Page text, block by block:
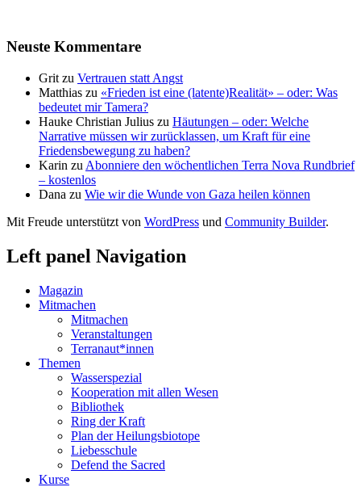
Neuste Kommentare
Grit zu Vertrauen statt Angst
Matthias zu «Frieden ist eine (latente)Realität» – oder: Was
bedeutet mir Tamera?
Hauke Christian Julius zu Häutungen – oder: Welche
Narrative müssen wir zurücklassen, um Kraft für eine
Friedensbewegung zu haben?
Karin zu Abonniere den wöchentlichen Terra Nova Rundbrief
– kostenlos
Dana zu Wie wir die Wunde von Gaza heilen können
Mit Freude unterstützt von WordPress und Community Builder.
Left panel Navigation
Magazin
Mitmachen
Mitmachen
Veranstaltungen
Terranaut*innen
Themen
Wasserspezial
Kooperation mit allen Wesen
Bibliothek
Ring der Kraft
Plan der Heilungsbiotope
Liebesschule
Defend the Sacred
Kurse